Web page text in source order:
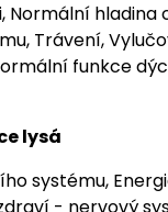
Normální hladina
Trávení,
funkce
lysá
systému,